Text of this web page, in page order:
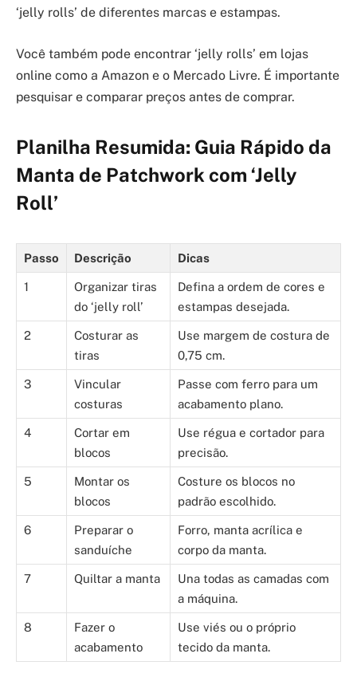
‘jelly rolls’ de diferentes marcas e estampas.
Você também pode encontrar ‘jelly rolls’ em lojas
online como a Amazon e o Mercado Livre. É importante
pesquisar e comparar preços antes de comprar.
Planilha Resumida: Guia Rápido da
Manta de Patchwork com ‘Jelly
Roll’
Passo Descrição Dicas
1
Organizar tiras
do ‘jelly roll’
Defina a ordem de cores e
estampas desejada.
2
Costurar as
tiras
Use margem de costura de
0,75 cm.
3
Vincular
costuras
Passe com ferro para um
acabamento plano.
4
Cortar em
blocos
Use régua e cortador para
precisão.
5
Montar os
blocos
Costure os blocos no
padrão escolhido.
6
Preparar o
sanduíche
Forro, manta acrílica e
corpo da manta.
7 Quiltar a manta
Una todas as camadas com
a máquina.
8
Fazer o
acabamento
Use viés ou o próprio
tecido da manta.